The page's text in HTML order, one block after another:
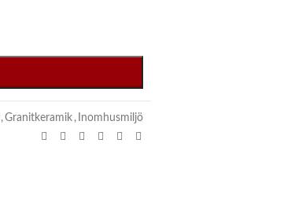
,Granitkeramik , Inomhusmiljö